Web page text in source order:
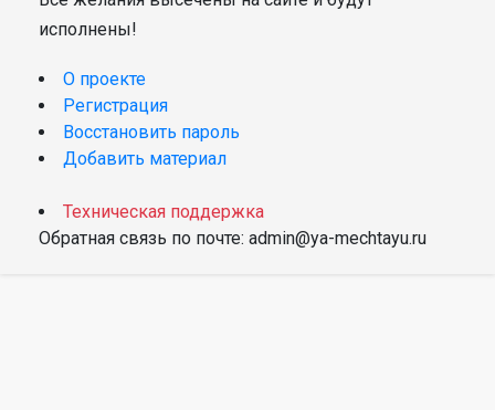
исполнены!
О проекте
Регистрация
Восстановить пароль
Добавить материал
Техническая поддержка
Обратная связь по почте: admin@ya-mechtayu.ru